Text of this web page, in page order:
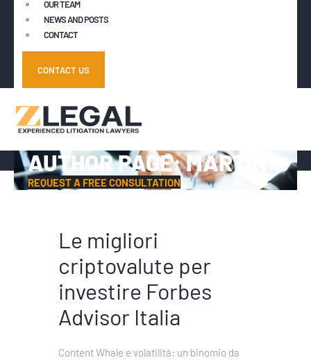
OUR TEAM
NEWS AND POSTS
CONTACT
CONTACT US
AUTHOR PAGE: MARTIN
REQUEST A FREE CONSULTATION
Le migliori
criptovalute per
investire Forbes
Advisor Italia
Content Whale e volatilità: un binomio da